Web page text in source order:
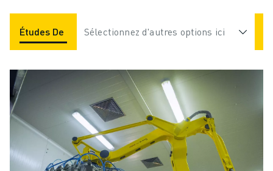
Études De Cas Applications Industries
Sélectionnez d'autres options ici